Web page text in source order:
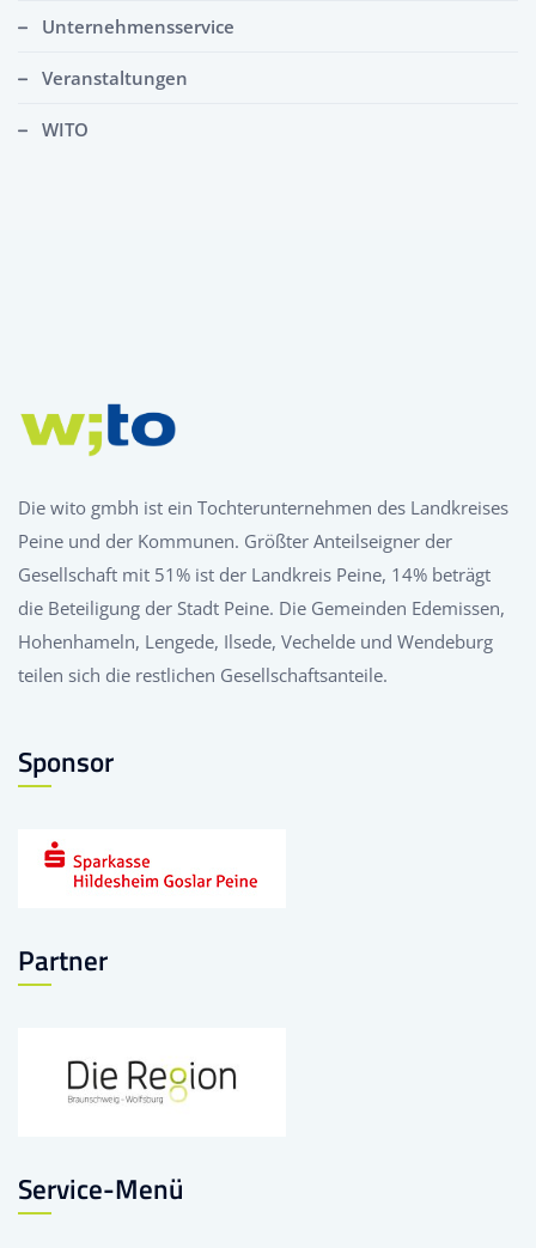
Unternehmensservice
Veranstaltungen
WITO
Die wito gmbh ist ein Tochterunternehmen des Landkreises
Peine und der Kommunen. Größter Anteilseigner der
Gesellschaft mit 51% ist der Landkreis Peine, 14% beträgt
die Beteiligung der Stadt Peine. Die Gemeinden Edemissen,
Hohenhameln, Lengede, Ilsede, Vechelde und Wendeburg
teilen sich die restlichen Gesellschaftsanteile.
Sponsor
Partner
Service-Menü